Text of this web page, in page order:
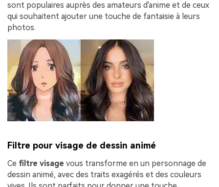
sont populaires auprès des amateurs d'anime et de ceux
qui souhaitent ajouter une touche de fantaisie à leurs
photos.
Filtre pour visage de dessin animé
Ce filtre visage vous transforme en un personnage de
dessin animé, avec des traits exagérés et des couleurs